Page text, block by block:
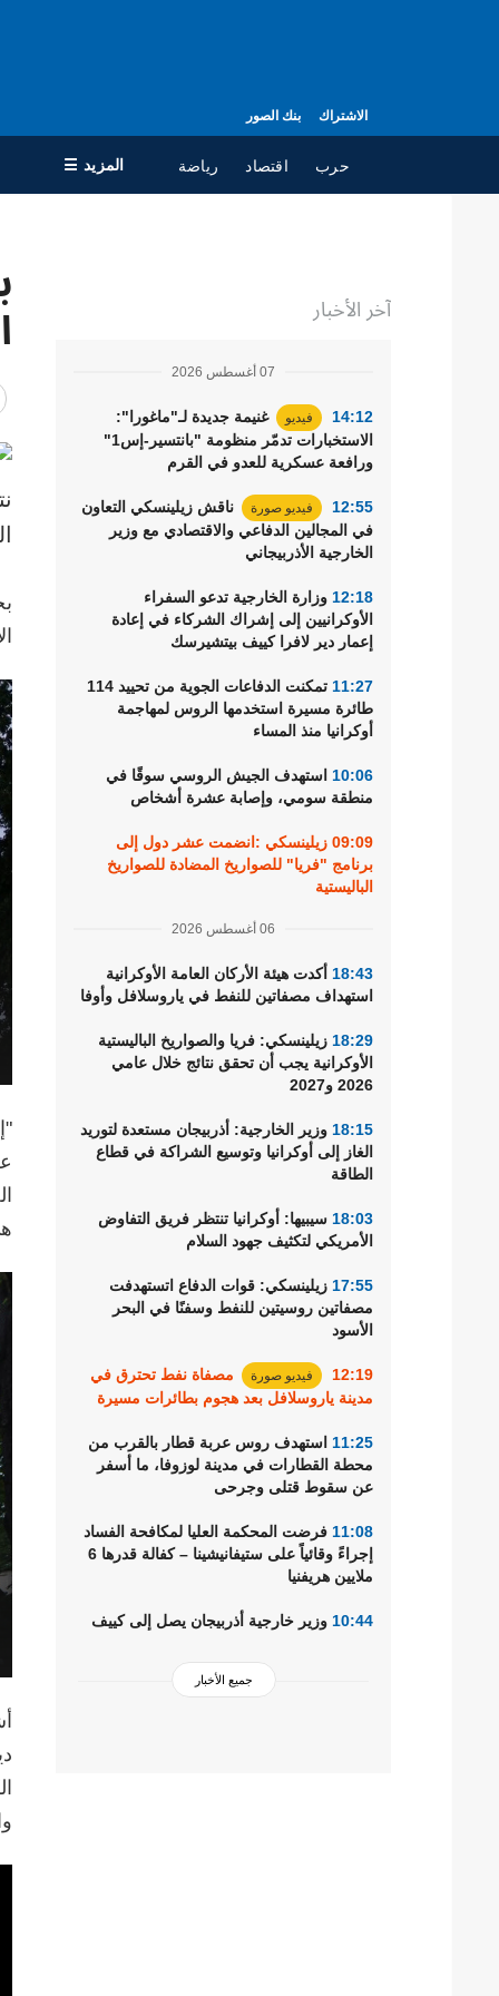
الاشتراك بنك الصور
حرب اقتصاد رياضة المزيد ☰
حرب
تعافي أوكرانيا
مجتمع
رياضة
آخر الأخبار
07 أغسطس 2026
14:12 فيديو
غنيمة جديدة لـ"ماغورا":
الاستخبارات تدمّر منظومة "بانتسير-إس1"
ورافعة عسكرية للعدو في القرم
12:55 فيديو صورة
ناقش زيلينسكي التعاون
في المجالين الدفاعي والاقتصادي مع وزير
الخارجية الأذربيجاني
12:18 وزارة الخارجية تدعو السفراء
الأوكرانيين إلى إشراك الشركاء في إعادة
إعمار دير لافرا كييف بيتشيرسك
11:27
تمكنت الدفاعات الجوية من تحييد 114
طائرة مسيرة استخدمها الروس لمهاجمة
أوكرانيا منذ المساء
10:06 استهدف الجيش الروسي سوقًا في
منطقة سومي، وإصابة عشرة أشخاص
09:09 زيلينسكي :انضمت عشر دول إلى
برنامج "فريا" للصواريخ المضادة للصواريخ
الباليستية
06 أغسطس 2026
18:43 أكدت هيئة الأركان العامة الأوكرانية
استهداف مصفاتين للنفط في ياروسلافل وأوفا
18:29 زيلينسكي: فريا والصواريخ الباليستية
الأوكرانية يجب أن تحقق نتائج خلال عامي
2026 و2027
18:15 وزير الخارجية: أذربيجان مستعدة لتوريد
الغاز إلى أوكرانيا وتوسيع الشراكة في قطاع
الطاقة
18:03 سيبيها: أوكرانيا تنتظر فريق التفاوض
الأمريكي لتكثيف جهود السلام
17:55 زيلينسكي: قوات الدفاع اتستهدفت
مصفاتين روسيتين للنفط وسفنًا في البحر
الأسود
12:19 فيديو صورة
مصفاة نفط تحترق في
مدينة ياروسلافل بعد هجوم بطائرات مسيرة
11:25 استهدف روس عربة قطار بالقرب من
محطة القطارات في مدينة لوزوفا، ما أسفر
عن سقوط قتلى وجرحى
11:08 فرضت المحكمة العليا لمكافحة الفساد
إجراءً وقائياً على ستيفانيشينا – كفالة قدرها 6
ملايين هريفنيا
10:44 وزير خارجية أذربيجان يصل إلى كييف
جميع الأخبار